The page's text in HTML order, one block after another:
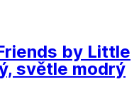
by Little
světle modrý